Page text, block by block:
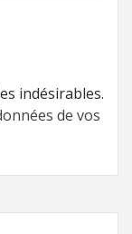
indésirables.
de vos